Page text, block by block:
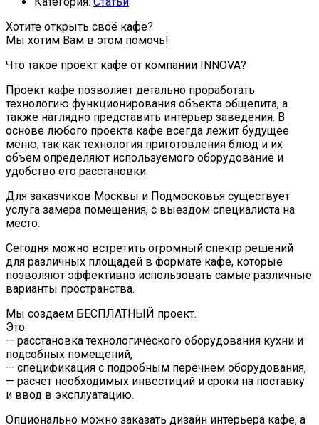
Хотите открыть своё кафе?
Мы хотим Вам в этом помочь!
Что такое проект кафе от компании INNOVA?
Проект кафе позволяет детально проработать
технологию функционирования объекта общепита, а
также наглядно представить интерьер заведения. В
основе любого проекта кафе всегда лежит будущее
меню, так как технология приготовления блюд и их
объем определяют используемого оборудование и
удобство его расстановки.
Для заказчиков Москвы и Подмосковья существует
услуга замера помещения, с выездом специалиста на
место.
Сегодня можно встретить огромный спектр решений
для различных площадей в формате кафе, которые
позволяют эффективно использовать самые различные
варианты пространства.
Мы создаем БЕСПЛАТНЫЙ проект.
Это:
— расстановка технологического оборудования кухни и
подсобных помещений,
— спецификация с подробным перечнем оборудования,
— расчет необходимых инвестиций и сроки на поставку
и ввод в эксплуатацию.
Опционально можно заказать дизайн интерьера кафе, а